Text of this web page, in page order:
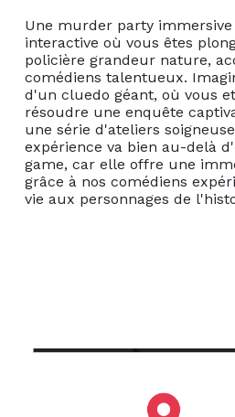
Une murder party
interactive où vous êtes
policière grandeur nature,
comédiens talentueux.
d'un cluedo géant, où vous
résoudre une enquête
une série d'ateliers
expérience va bien au-delà
game, car elle offre une
grâce à nos comédiens
vie aux personnages de